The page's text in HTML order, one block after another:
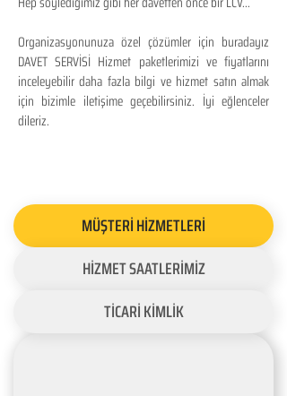
Organizasyonunuza özel çözümler için buradayız
DAVET SERVİSİ Hizmet paketlerimizi ve fiyatlarını
inceleyebilir daha fazla bilgi ve hizmet satın almak
için bizimle iletişime geçebilirsiniz. İyi eğlenceler
dileriz.
MÜŞTERİ HİZMETLERİ
HİZMET SAATLERİMİZ
TİCARİ KİMLİK